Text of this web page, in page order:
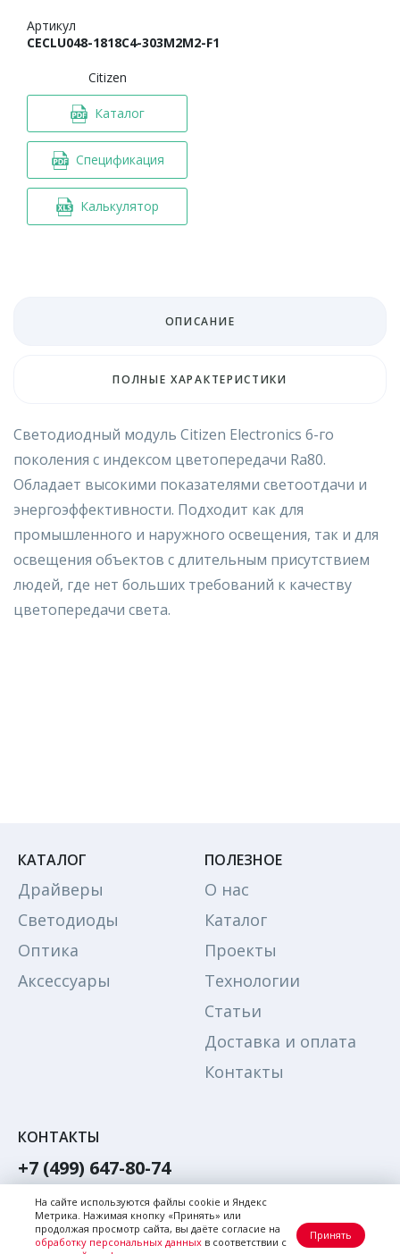
Артикул
CECLU048-1818C4-303M2M2-F1
Citizen
Каталог
Спецификация
Калькулятор
ОПИСАНИЕ
ПОЛНЫЕ ХАРАКТЕРИСТИКИ
Светодиодный модуль Citizen Electronics 6-го
поколения c индексом цветопередачи Ra80.
Обладает высокими показателями светоотдачи и
энергоэффективности. Подходит как для
промышленного и наружного освещения, так и для
освещения объектов с длительным присутствием
людей, где нет больших требований к качеству
цветопередачи света.
КАТАЛОГ
Драйверы
Светодиоды
Оптика
Аксессуары
ПОЛЕЗНОЕ
О нас
Каталог
Проекты
Технологии
Статьи
Доставка и оплата
Контакты
КОНТАКТЫ
+7 (499) 647-80-74
Обратный звонок
Написать в Max
Написать в телеграм
На сайте используются файлы cookie и Яндекс
Метрика. Нажимая кнопку «Принять» или
продолжая просмотр сайта, вы даёте согласие на
обработку персональных данных в соответствии с
Принять